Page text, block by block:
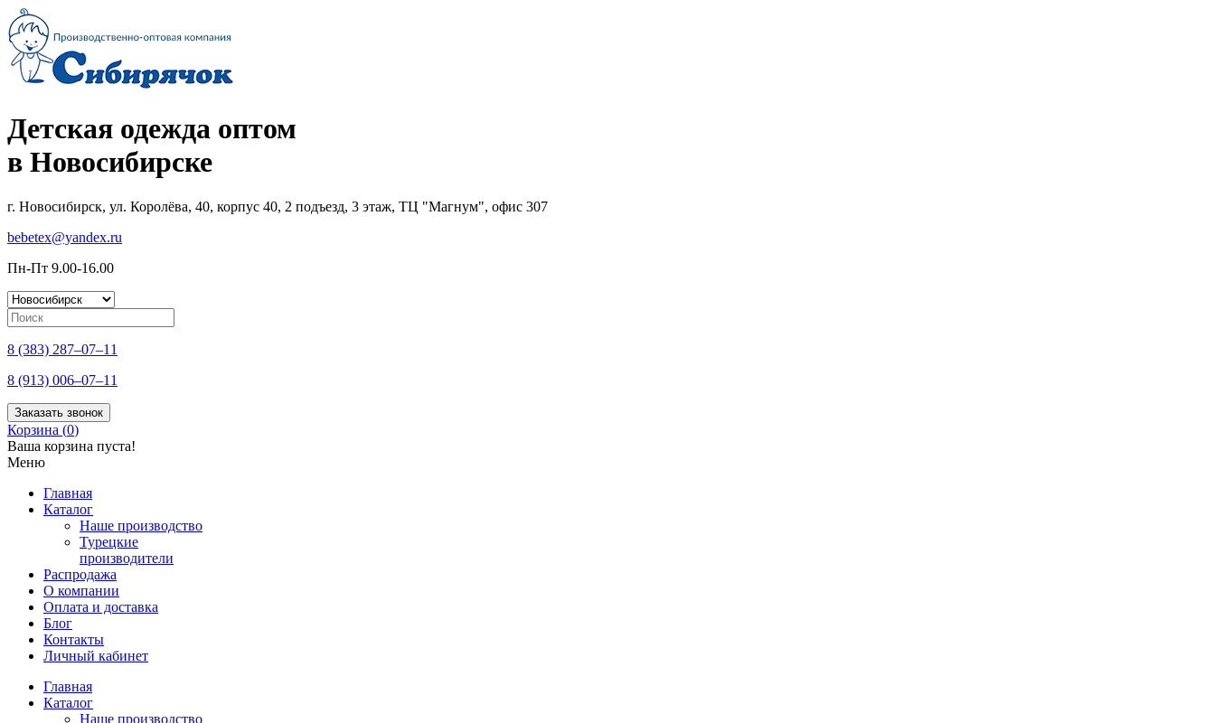
Детская одежда оптом
в Новосибирске
г. Новосибирск, ул. Королёва, 40, корпус 40, 2 подъезд, 3 этаж, ТЦ "Магнум", офис 307
bebetex@yandex.ru
Пн-Пт 9.00-16.00
8 (383) 287–07–11
8 (913) 006–07–11
Заказать звонок
Корзина (0)
Ваша корзина пуста!
Меню
Главная
Каталог
Наше производство
Турецкие
производители
Распродажа
О компании
Оплата и доставка
Блог
Контакты
Личный кабинет
Главная
Каталог
Наше производство